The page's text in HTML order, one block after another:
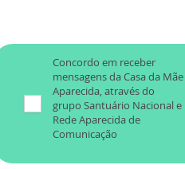
Concordo em receber
mensagens da Casa da Mãe
Aparecida, através do
grupo Santuário Nacional e
Rede Aparecida de
Comunicação